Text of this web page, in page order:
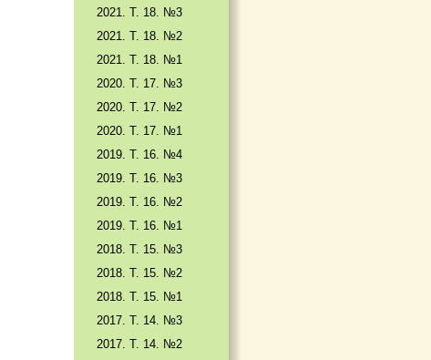
2021. Т. 18. №3
2021. Т. 18. №2
2021. Т. 18. №1
2020. Т. 17. №3
2020. Т. 17. №2
2020. Т. 17. №1
2019. Т. 16. №4
2019. Т. 16. №3
2019. Т. 16. №2
2019. Т. 16. №1
2018. Т. 15. №3
2018. Т. 15. №2
2018. Т. 15. №1
2017. T. 14. №3
2017. T. 14. №2